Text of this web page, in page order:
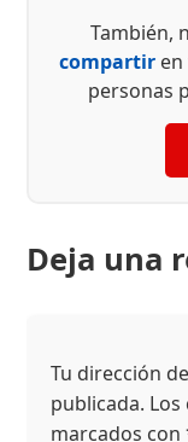
También,
compartir
personas
Deja una
Tu dirección
publicada.
marcados con